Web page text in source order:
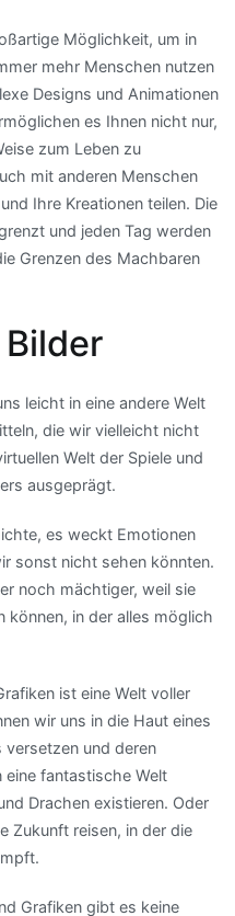
Möglichkeit, um in
mehr Menschen nutzen
Designs und Animationen
es Ihnen nicht nur,
zum Leben zu
mit anderen Menschen
Ihre Kreationen teilen. Die
und jeden Tag werden
Grenzen des Machbaren
leicht in eine andere Welt
die wir vielleicht nicht
Welt der Spiele und
ausgeprägt.
es weckt Emotionen
sonst nicht sehen könnten.
noch mächtiger, weil sie
können, in der alles möglich
ist eine Welt voller
wir uns in die Haut eines
versetzen und deren
eine fantastische Welt
Drachen existieren. Oder
Zukunft reisen, in der die
Grafiken gibt es keine